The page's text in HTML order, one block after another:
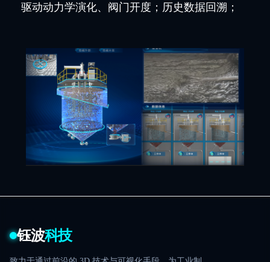
驱动动力学演化、阀门开度；历史数据回溯；
钰波科技